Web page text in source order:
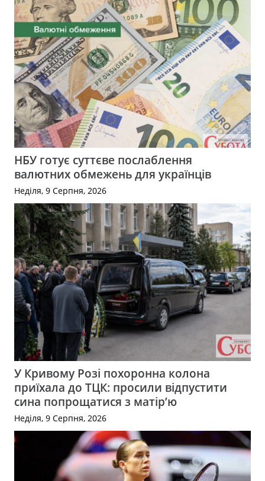
НБУ готує суттєве послаблення
валютних обмежень для українців
Неділя, 9 Серпня, 2026
У Кривому Розі похоронна колона
приїхала до ТЦК: просили відпустити
сина попрощатися з матір’ю
Неділя, 9 Серпня, 2026